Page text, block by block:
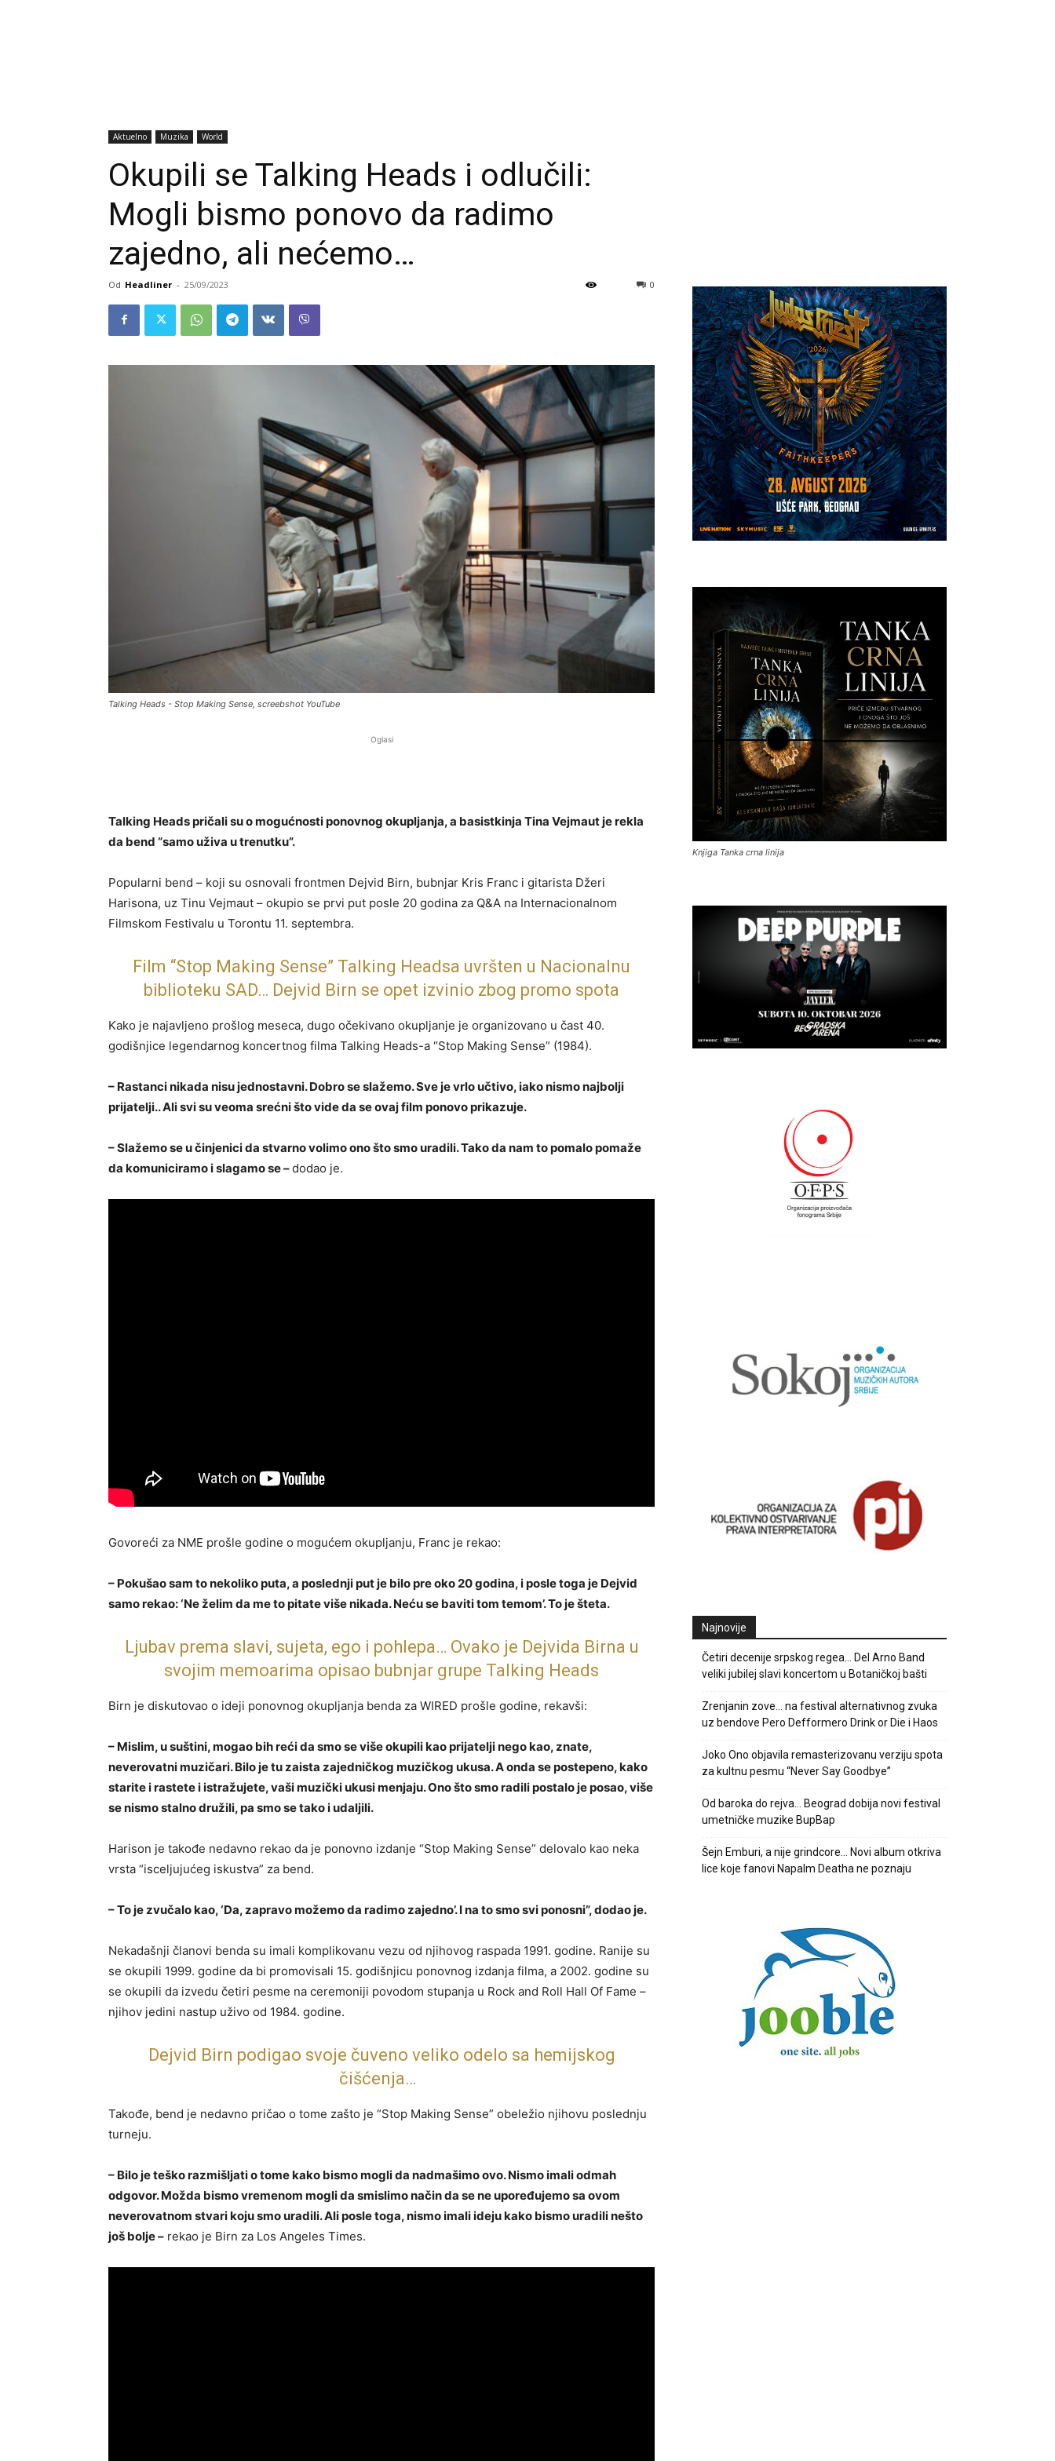
Aktuelno Muzika World
Okupili se Talking Heads i odlučili:
Mogli bismo ponovo da radimo
zajedno, ali nećemo…
Od Headliner - 25/09/2023 0
Talking Heads - Stop Making Sense, screebshot YouTube
Oglasi
Talking Heads pričali su o mogućnosti ponovnog okupljanja, a basistkinja Tina Vejmaut je rekla
da bend “samo uživa u trenutku”.
Popularni bend – koji su osnovali frontmen Dejvid Birn, bubnjar Kris Franc i gitarista Džeri
Harisona, uz Tinu Vejmaut – okupio se prvi put posle 20 godina za Q&A na Internacionalnom
Filmskom Festivalu u Torontu 11. septembra.
Film “Stop Making Sense” Talking Headsa uvršten u Nacionalnu
biblioteku SAD… Dejvid Birn se opet izvinio zbog promo spota
Kako je najavljeno prošlog meseca, dugo očekivano okupljanje je organizovano u čast 40.
godišnjice legendarnog koncertnog filma Talking Heads-a “Stop Making Sense” (1984).
– Rastanci nikada nisu jednostavni. Dobro se slažemo. Sve je vrlo učtivo, iako nismo najbolji
prijatelji.. Ali svi su veoma srećni što vide da se ovaj film ponovo prikazuje.
– Slažemo se u činjenici da stvarno volimo ono što smo uradili. Tako da nam to pomalo pomaže
da komuniciramo i slagamo se –dodao je.
Govoreći za NME prošle godine o mogućem okupljanju, Franc je rekao:
– Pokušao sam to nekoliko puta, a poslednji put je bilo pre oko 20 godina, i posle toga je Dejvid
samo rekao: ‘Ne želim da me to pitate više nikada. Neću se baviti tom temom’. To je šteta.
Ljubav prema slavi, sujeta, ego i pohlepa… Ovako je Dejvida Birna u
svojim memoarima opisao bubnjar grupe Talking Heads
Birn je diskutovao o ideji ponovnog okupljanja benda za WIRED prošle godine, rekavši:
– Mislim, u suštini, mogao bih reći da smo se više okupili kao prijatelji nego kao, znate,
neverovatni muzičari. Bilo je tu zaista zajedničkog muzičkog ukusa. A onda se postepeno, kako
starite i rastete i istražujete, vaši muzički ukusi menjaju. Ono što smo radili postalo je posao, više
se nismo stalno družili, pa smo se tako i udaljili.
Harison je takođe nedavno rekao da je ponovno izdanje “Stop Making Sense” delovalo kao neka
vrsta “isceljujućeg iskustva” za bend.
– To je zvučalo kao, ‘Da, zapravo možemo da radimo zajedno’. I na to smo svi ponosni”, dodao je.
Nekadašnji članovi benda su imali komplikovanu vezu od njihovog raspada 1991. godine. Ranije su
se okupili 1999. godine da bi promovisali 15. godišnjicu ponovnog izdanja filma, a 2002. godine su
se okupili da izvedu četiri pesme na ceremoniji povodom stupanja u Rock and Roll Hall Of Fame –
njihov jedini nastup uživo od 1984. godine.
Dejvid Birn podigao svoje čuveno veliko odelo sa hemijskog
čišćenja…
Takođe, bend je nedavno pričao o tome zašto je “Stop Making Sense” obeležio njihovu poslednju
turneju.
– Bilo je teško razmišljati o tome kako bismo mogli da nadmašimo ovo. Nismo imali odmah
odgovor. Možda bismo vremenom mogli da smislimo način da se ne upoređujemo sa ovom
neverovatnom stvari koju smo uradili. Ali posle toga, nismo imali ideju kako bismo uradili nešto
još bolje – rekao je Birn za Los Angeles Times.
Knjiga Tanka crna linija
Najnovije
Četiri decenije srpskog regea… Del Arno Band
veliki jubilej slavi koncertom u Botaničkoj bašti
Zrenjanin zove… na festival alternativnog zvuka
uz bendove Pero Defformero Drink or Die i Haos
Joko Ono objavila remasterizovanu verziju spota
za kultnu pesmu “Never Say Goodbye”
Od baroka do rejva… Beograd dobija novi festival
umetničke muzike BupBap
Šejn Emburi, a nije grindcore… Novi album otkriva
lice koje fanovi Napalm Deatha ne poznaju